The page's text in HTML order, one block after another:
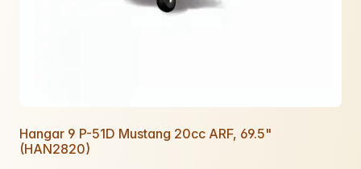
Hangar 9 P-51D Mustang 20cc ARF, 69.5"
(HAN2820)